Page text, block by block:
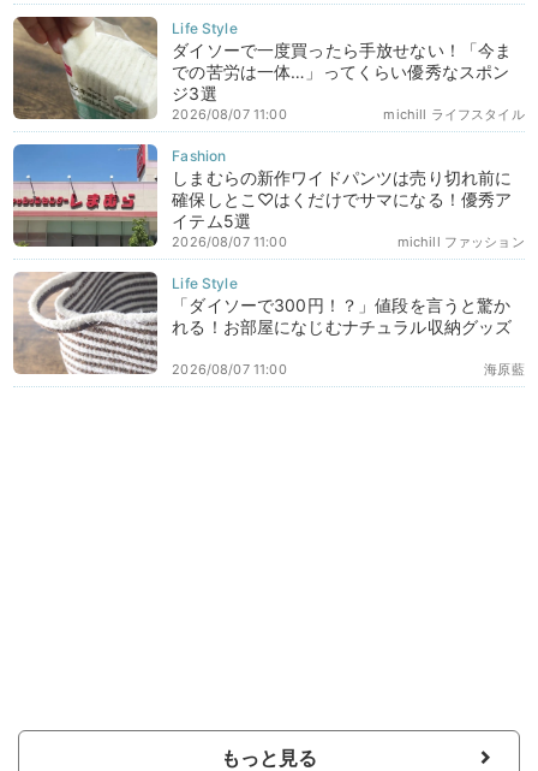
ダイソーで一度買ったら手放せない！「今ま
での苦労は一体…」ってくらい優秀なスポン
ジ3選
michill ライフスタイル
2026/08/07 11:00
しまむらの新作ワイドパンツは売り切れ前に
確保しとこ♡はくだけでサマになる！優秀ア
イテム5選
michill ファッション
2026/08/07 11:00
「ダイソーで300円！？」値段を言うと驚か
れる！お部屋になじむナチュラル収納グッズ
海原藍
2026/08/07 11:00
もっと見る